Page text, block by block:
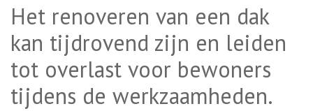
Het renoveren van een dak
kan tijdrovend zijn en leiden
tot overlast voor bewoners
tijdens de werkzaamheden.